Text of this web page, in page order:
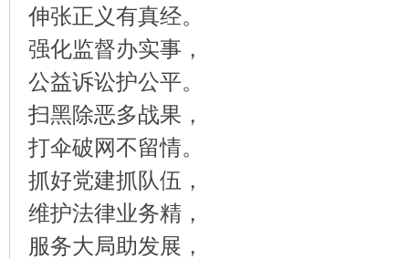
伸张正义有真经。
强化监督办实事，
公益诉讼护公平。
扫黑除恶多战果，
打伞破网不留情。
抓好党建抓队伍，
维护法律业务精，
服务大局助发展，